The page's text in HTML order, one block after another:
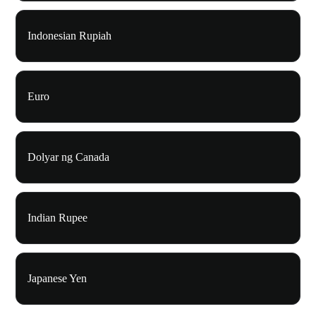
Indonesian Rupiah
Euro
Dolyar ng Canada
Indian Rupee
Japanese Yen